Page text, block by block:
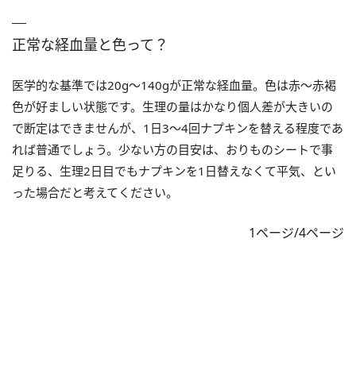
正常な経血量と色って？
医学的な基準では20g～140gが正常な経血量。色は赤～赤褐
色が好ましい状態です。生理の量はかなり個人差が大きいの
で断定はできませんが、1日3～4回ナプキンを替える程度であ
れば普通でしょう。少ない方の目安は、おりものシートで事
足りる、生理2日目でもナプキンを1日替えなくて平気、とい
った場合だと考えてください。
1ページ/4ページ